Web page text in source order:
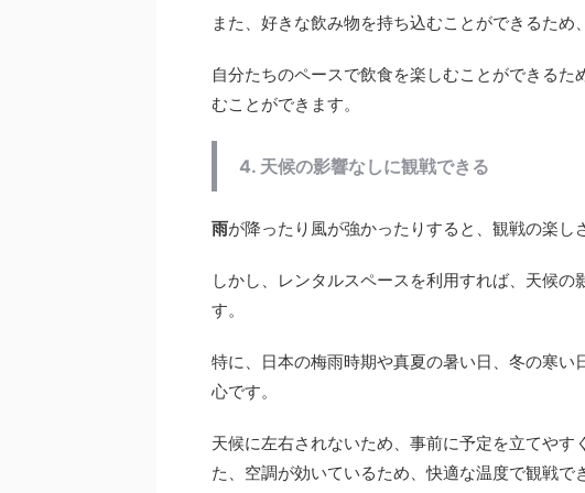
また、好きな飲み物を持ち込むことができるため
自分たちのペースで飲食を楽しむことができる
むことができます。
4. 天候の影響なしに観戦できる
雨が降ったり風が強かったりすると、観戦の楽し
しかし、レンタルスペースを利用すれば、天候
す。
特に、日本の梅雨時期や真夏の暑い日、冬の寒
心です。
天候に左右されないため、事前に予定を立てや
た、空調が効いているため、快適な温度で観戦で